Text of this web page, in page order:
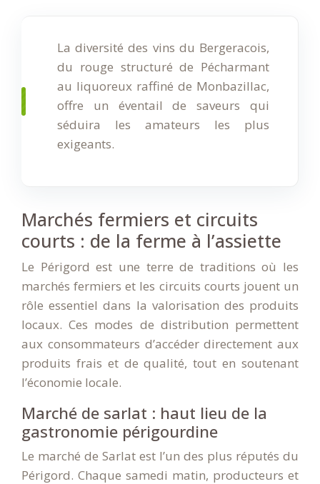
La diversité des vins du Bergeracois,
du rouge structuré de Pécharmant
au liquoreux raffiné de Monbazillac,
offre un éventail de saveurs qui
séduira les amateurs les plus
exigeants.
Marchés fermiers et circuits
courts : de la ferme à l’assiette
Le Périgord est une terre de traditions où les
marchés fermiers et les circuits courts jouent un
rôle essentiel dans la valorisation des produits
locaux. Ces modes de distribution permettent
aux consommateurs d’accéder directement aux
produits frais et de qualité, tout en soutenant
l’économie locale.
Marché de sarlat : haut lieu de la
gastronomie périgourdine
Le marché de Sarlat est l’un des plus réputés du
Périgord. Chaque samedi matin, producteurs et